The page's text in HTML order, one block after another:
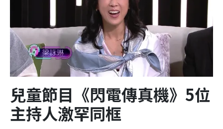
兒童節目《閃電傳真機》5位
主持人激罕同框